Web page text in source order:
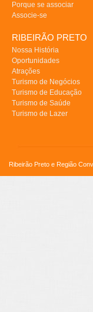
Porque se associar
Associe-se
RIBEIRÃO PRETO
Nossa História
Oportunidades
Atrações
Turismo de Negócios
Turismo de Educação
Turismo de Saúde
Turismo de Lazer
Ribeirão Preto e Região